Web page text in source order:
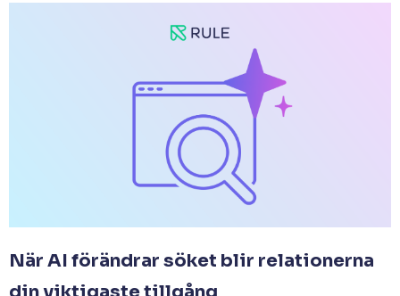
När AI förändrar söket blir relationerna